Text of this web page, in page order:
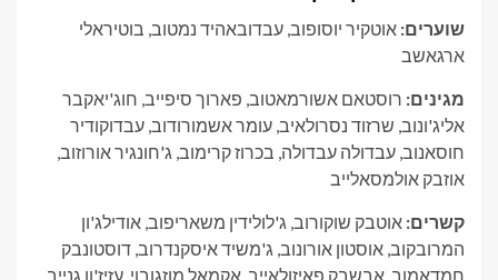
שוערים: אוטקיר יוסופוב, עבדובאהיד נמטוב, בוטיראלי
ארגאשב
מגינים: רוסטאם אשורמאטוב, פארוך סיפייב, חוג'יאקבר
אליג'ונוב, שרזוד נסרולאיב, עומר אשמורודוב, עבדוקודיר
חוסאנוב, עבדולה עבדולה, בכרוז קרימוב, ג'חונגיר אורוזוב,
אוזבק אולמסאלייב
קשרים: אוטבק שוקורוב, ג'לולידין משאריפוב, אודילג'ון
המרובקוב, אוסטון אורונוב, ג'משיד איסקנדרוב, דוסטונבק
חמדאמוב, אבשבק פאיזולאייב, אקמאל מוזגובוי, עזיז'ון גנייב,